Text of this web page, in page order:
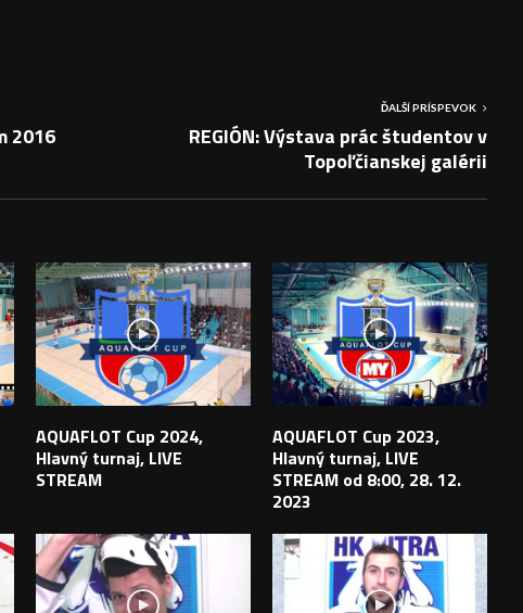
2016
ĎALŠÍ PRÍSPEVOK
REGIÓN: Výstava prác študentov v
Topoľčianskej galérii
AQUAFLOT Cup 2024,
Hlavný turnaj, LIVE
STREAM
AQUAFLOT Cup 2023,
Hlavný turnaj, LIVE
STREAM od 8:00, 28. 12.
2023